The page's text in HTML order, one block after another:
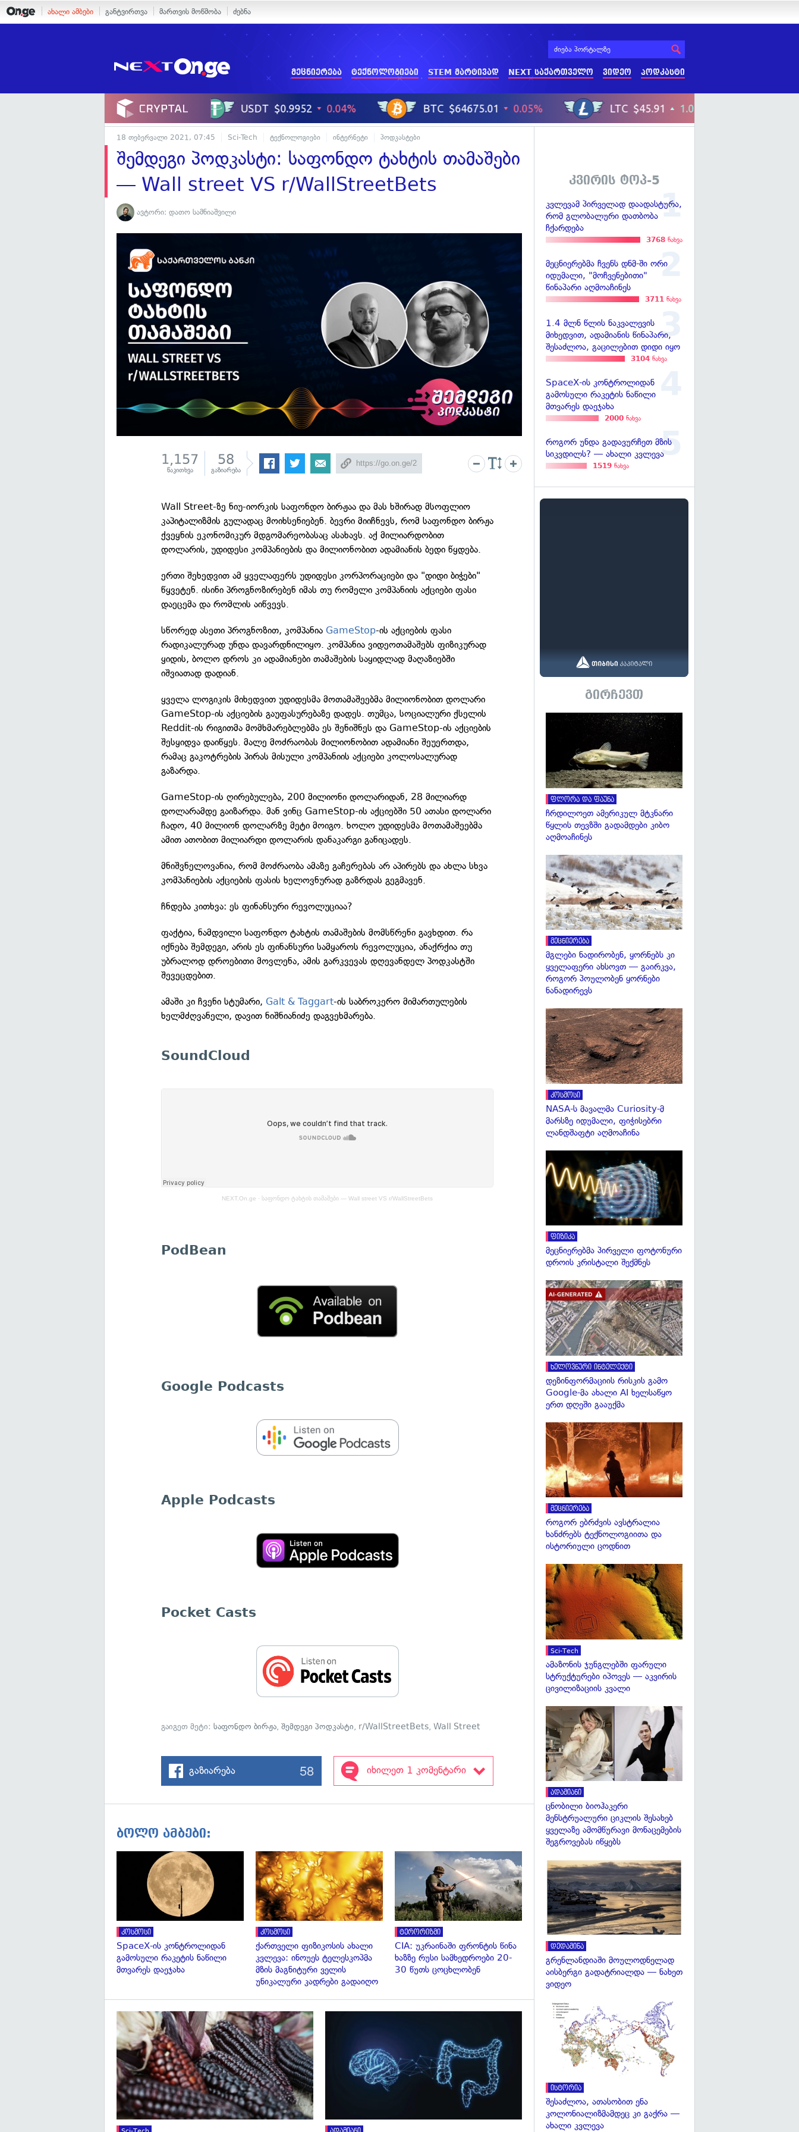
ახალი ამბები განტვირთვა მართვის მოწმობა ძებნა
მეცნიერება ტექნოლოგიები STEM მარტივად NEXT საქართველო ვიდეო პოდკასტი
18 თებერვალი 2021, 07:45 Sci-Tech ტექნოლოგიები ინტერნეტი პოდკასტები
შემდეგი პოდკასტი: საფონდო ტახტის თამაშები
— Wall street VS r/WallStreetBets
ავტორი: დათო სამნიაშვილი
1,157
წაკითხვა
58
გაზიარება
Wall Street-ზე ნიუ-იორკის საფონდო ბირჟაა და მას ხშირად მსოფლიო
კაპიტალიზმის გულადაც მოიხსენიებენ. ბევრი მიიჩნევს, რომ საფონდო ბირჟა
ქვეყნის ეკონომიკურ მდგომარეობასაც ასახავს. აქ მილიარდობით
დოლარის, უდიდესი კომპანიების და მილიონობით ადამიანის ბედი წყდება.
ერთი შეხედვით ამ ყველაფერს უდიდესი კორპორაციები და "დიდი ბიჭები"
წყვეტენ. ისინი პროგნოზირებენ იმას თუ რომელი კომპანიის აქციები ფასი
დაეცემა და რომლის აიწვევს.
სწორედ ასეთი პროგნოზით, კომპანია GameStop-ის აქციების ფასი
რადიკალურად უნდა დავარდნილიყო. კომპანია ვიდეოთამაშებს ფიზიკურად
ყიდის, ბოლო დროს კი ადამიანები თამაშების საყიდლად მაღაზიებში
იშვიათად დადიან.
ყველა ლოგიკის მიხედვით უდიდესმა მოთამაშეებმა მილიონობით დოლარი
GameStop-ის აქციების გაუფასურებაზე დადეს. თუმცა, სოციალური ქსელის
Reddit-ის რიგითმა მომხმარებლებმა ეს შენიშნეს და GameStop-ის აქციების
შესყიდვა დაიწყეს. მალე მოძრაობას მილიონობით ადამიანი შეუერთდა,
რამაც გაკოტრების პირას მისული კომპანიის აქციები კოლოსალურად
გაზარდა.
GameStop-ის ღირებულება, 200 მილიონი დოლარიდან, 28 მილიარდ
დოლარამდე გაიზარდა. მან ვინც GameStop-ის აქციებში 50 ათასი დოლარი
ჩადო, 40 მილიონ დოლარზე მეტი მოიგო. ხოლო უდიდესმა მოთამაშეებმა
ამით ათობით მილიარდი დოლარის დანაკარგი განიცადეს.
მნიშვნელოვანია, რომ მოძრაობა ამაზე გაჩერებას არ აპირებს და ახლა სხვა
კომპანიების აქციების ფასის ხელოვნურად გაზრდას გეგმავენ.
ჩნდება კითხვა: ეს ფინანსური რევოლუციაა?
ფაქტია, ნამდვილი საფონდო ტახტის თამაშების მომსწრენი გავხდით. რა
იქნება შემდეგი, არის ეს ფინანსური სამყაროს რევოლუცია, ანაქრქია თუ
უბრალოდ დროებითი მოვლენა, ამის გარკვევას დღევანდელ პოდკასტში
შევეცდებით.
ამაში კი ჩვენი სტუმარი, Galt & Taggart-ის საბროკერო მიმართულების
ხელმძღვანელი, დავით ნიშნიანიძე დაგვეხმარება.
SoundCloud
NEXT.On.ge · საფონდო ტახტის თამაშები — Wall street VS r/WallStreetBets
PodBean
Google Podcasts
Apple Podcasts
Pocket Casts
გაიგეთ მეტი:საფონდო ბირჟა,შემდეგი პოდკასტი, r/WallStreetBets,Wall Street
გაზიარება 58 იხილეთ 1 კომენტარი
ბოლო ამბები:
გადახედვა
კოსმოსი
SpaceX-ის კონტროლიდან
გამოსული რაკეტის ნაწილი
მთვარეს დაეჯახა
კოსმოსი
ქართველი ფიზიკოსის ახალი
კვლევა: ინოუეს ტელესკოპმა
მზის მაგნიტური ველის
უნიკალური კადრები გადაიღო
გადახედვა
ტერორიზმი
CIA: უკრაინაში ფრონტის წინა
ხაზზე რუსი სამხედროები 20-
30 წუთს ცოცხლობენ
გადახედვა
კვირის ტოპ-5
კვლევამ პირველად დაადასტურა,
რომ გლობალური დათბობა
ჩქარდება
3768 ნახვა
მეცნიერებმა ჩვენს დნმ-ში ორი
იდუმალი, "მოჩვენებითი"
წინაპარი აღმოაჩინეს
3711 ნახვა
1.4 მლნ წლის ნაკვალევის
მიხედვით, ადამიანის წინაპარი,
შესაძლოა, გაცილებით დიდი იყო
3104 ნახვა
SpaceX-ის კონტროლიდან
გამოსული რაკეტის ნაწილი
მთვარეს დაეჯახა
2000 ნახვა
როგორ უნდა გადავურჩეთ მზის
სიკვდილს? — ახალი კვლევა
1519 ნახვა
გირჩევთ
ფლორა და ფაუნა
ჩრდილოეთ ამერიკულ მტკნარი
წყლის თევზში გადამდები კიბო
აღმოაჩინეს
მეცნიერება
მგლები ნადირობენ, ყორნებს კი
ყველაფერი ახსოვთ — გაირკვა,
როგორ პოულობენ ყორნები
ნანადირევს
კოსმოსი
NASA-ს მავალმა Curiosity-მ
მარსზე იდუმალი, ფიჭისებრი
ლანდშაფტი აღმოაჩინა
ფიზიკა
მეცნიერებმა პირველი ფოტონური
დროის კრისტალი შექმნეს
ხელოვნური ინტელექტი
დეზინფორმაციის რისკის გამო
Google-მა ახალი AI ხელსაწყო
ერთ დღეში გააუქმა
მეცნიერება
როგორ ებრძვის ავსტრალია
ხანძრებს ტექნოლოგიითა და
ისტორიული ცოდნით
Sci-Tech
ამაზონის ჯუნგლებში ფარული
სტრუქტურები იპოვეს — აკვირის
ცივილიზაციის კვალი
ადამიანი
ცნობილი ბიოჰაკერი
მენსტრუალური ციკლის შესახებ
ყველაზე ამომწურავი მონაცემების
შეგროვებას იწყებს
დედამიწა
გრენლანდიაში მოულოდნელად
აისბერგი გადატრიალდა — ნახეთ
ვიდეო
ისტორია
შესაძლოა, ათასობით ენა
კოლონიალიზმამდეც კი გაქრა —
ახალი კვლევა